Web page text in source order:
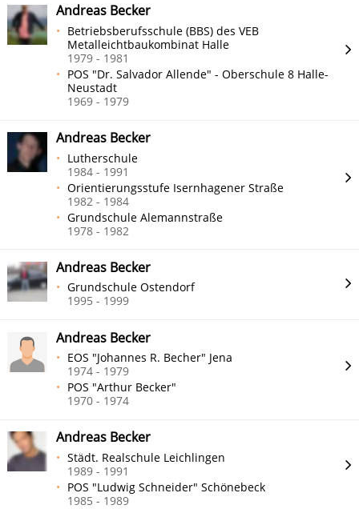
Andreas Becker
Betriebsberufsschule (BBS) des VEB
Metalleichtbaukombinat Halle
1979 - 1981
POS "Dr. Salvador Allende" - Oberschule 8 Halle-
Neustadt
1969 - 1979
Andreas Becker
Lutherschule
1984 - 1991
Orientierungsstufe Isernhagener Straße
1982 - 1984
Grundschule Alemannstraße
1978 - 1982
Andreas Becker
Grundschule Ostendorf
1995 - 1999
Andreas Becker
EOS "Johannes R. Becher" Jena
1974 - 1979
POS "Arthur Becker"
1970 - 1974
Andreas Becker
Städt. Realschule Leichlingen
1989 - 1991
POS "Ludwig Schneider" Schönebeck
1985 - 1989